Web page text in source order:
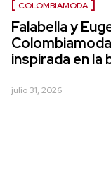
COLOMBIAMODA
Falabella y
inspirada en la
julio 31, 2026